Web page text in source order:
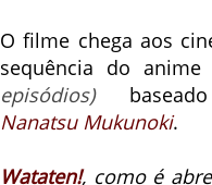
O filme chega aos
sequência do
episódios)
Nanatsu Mukunoki.
Wataten!, como é